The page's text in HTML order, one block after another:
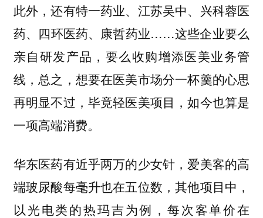
此外，还有特一药业、江苏吴中、兴科蓉医
药、四环医药、康哲药业……这些企业要么
亲自研发产品，要么收购增添医美业务管
线，总之，想要在医美市场分一杯羹的心思
再明显不过，毕竟轻医美项目，如今也算是
一项高端消费。
华东医药有近乎两万的少女针，爱美客的高
端玻尿酸每毫升也在五位数，其他项目中，
以光电类的热玛吉为例，每次客单价在